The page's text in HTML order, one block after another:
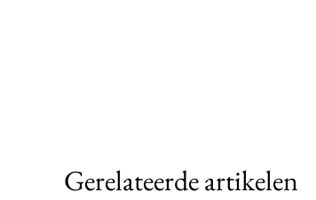
Gerelateerde artikelen